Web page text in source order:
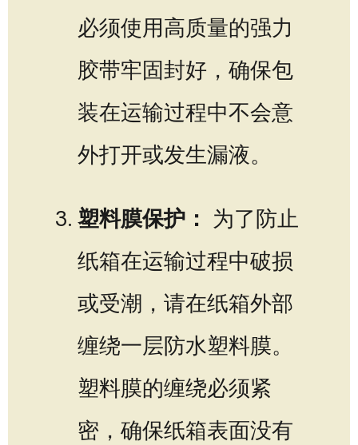
必须使用高质量的强力
胶带牢固封好，确保包
装在运输过程中不会意
外打开或发生漏液。
塑料膜保护： 为了防止
纸箱在运输过程中破损
或受潮，请在纸箱外部
缠绕一层防水塑料膜。
塑料膜的缠绕必须紧
密，确保纸箱表面没有